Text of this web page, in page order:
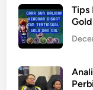
Tips